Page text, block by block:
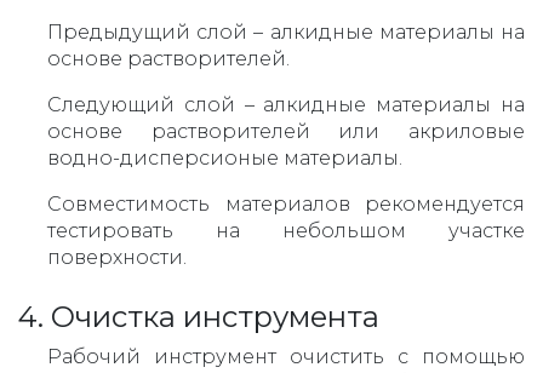
Предыдущий слой – алкидные материалы на
основе растворителей.
Следующий слой – алкидные материалы на
основе растворителей или акриловые
водно-дисперсионые материалы.
Совместимость материалов рекомендуется
тестировать на небольшом участке
поверхности.
4. Очистка инструмента
Рабочий инструмент очистить с помощью